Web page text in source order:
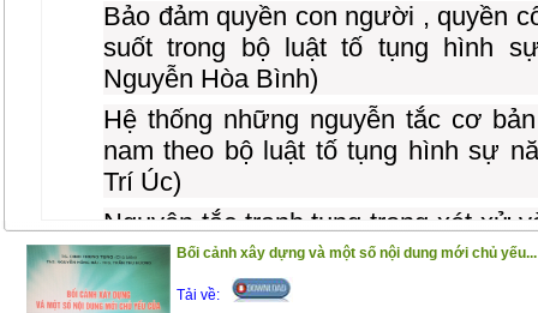
Bảo đảm quyền con người , quyền
suốt trong bộ luật tố tụng hình
Nguyễn Hòa Bình)
Hệ thống những nguyễn tắc cơ
nam theo bộ luật tố tụng hình sự
Trí Úc)
Nguyên tắc tranh tụng trong xét xử
luật tố tụng hình sự năm 2015 - (TS.
Cơ quan có thẩm quyền tiến
Bối cảnh xây dựng và một số nội dung mới chủ yếu...
Tải về: